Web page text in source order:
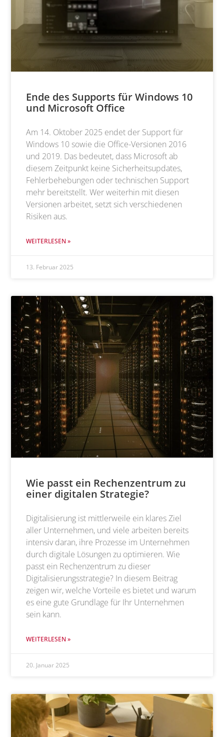
Ende des Supports für Windows 10
und Microsoft Office
Am 14. Oktober 2025 endet der Support für
Windows 10 sowie die Office-Versionen 2016
und 2019. Das bedeutet, dass Microsoft ab
diesem Zeitpunkt keine Sicherheitsupdates,
Fehlerbehebungen oder technischen Support
mehr bereitstellt. Wer weiterhin mit diesen
Versionen arbeitet, setzt sich verschiedenen
Risiken aus.
WEITERLESEN »
13. Februar 2025
Wie passt ein Rechenzentrum zu
einer digitalen Strategie?
Digitalisierung ist mittlerweile ein klares Ziel
aller Unternehmen, und viele arbeiten bereits
intensiv daran, ihre Prozesse im Unternehmen
durch digitale Lösungen zu optimieren. Wie
passt ein Rechenzentrum zu dieser
Digitalisierungsstrategie? In diesem Beitrag
zeigen wir, welche Vorteile es bietet und warum
es eine gute Grundlage für Ihr Unternehmen
sein kann.
WEITERLESEN »
20. Januar 2025